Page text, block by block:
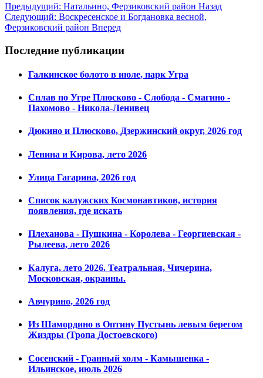
Предыдущий: Натальино, Ферзиковский район Назад
Следующий: Воскресенское и Богдановка весной,
Ферзиковский район Вперед
Последние публикации
Галкинское болото в июле, парк Угра
Сплав по Угре Плюсково - Слобода - Смагино -
Пахомово - Никола-Ленивец
Дюкино и Плюсково, Дзержинский округ, 2026 год
Ленина и Кирова, лето 2026
Улица Гагарина, 2026 год
Список калужских Космонавтиков, история
появления, где искать
Плеханова - Пушкина - Королева - Георгиевская -
Рылеева, лето 2026
Калуга, лето 2026. Театральная, Чичерина,
Московская, окраины.
Авчурино, 2026 год
Из Шамордино в Оптину Пустынь левым берегом
Жиздры (Тропа Достоевского)
Сосенский - Гранный холм - Камышенка -
Ильинское, июль 2026